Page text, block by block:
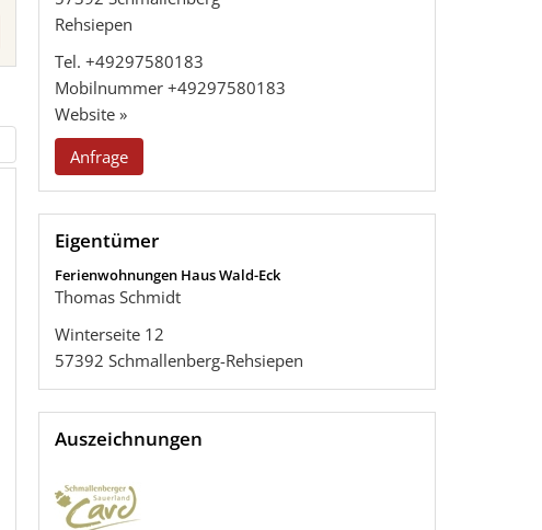
Rehsiepen
Tel. +49297580183
Mobilnummer +49297580183
Website »
Anfrage
Eigentümer
Ferienwohnungen Haus Wald-Eck
Thomas Schmidt
Winterseite 12
57392 Schmallenberg-Rehsiepen
Auszeichnungen